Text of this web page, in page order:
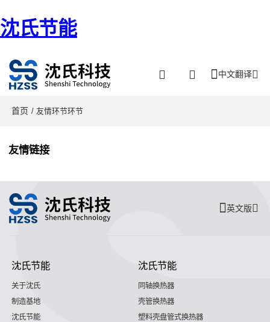
沈氏节能
中文翻译
首页 / 友情环节环节
友情链接
英文版
沈氏节能
关于沈氏
制造基地
沈氏节能
沈氏节能
同轴换热器
壳管换热器
塑料壳盘管式换热器